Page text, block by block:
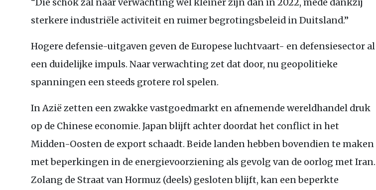
sterkere industriële activiteit en ruimer begrotingsbeleid in Duitsland.”
Hogere defensie-uitgaven geven de Europese luchtvaart- en defensiesector al
een duidelijke impuls. Naar verwachting zet dat door, nu geopolitieke
spanningen een steeds grotere rol spelen.
In Azië zetten een zwakke vastgoedmarkt en afnemende wereldhandel druk
op de Chinese economie. Japan blijft achter doordat het conflict in het
Midden-Oosten de export schaadt. Beide landen hebben bovendien te maken
met beperkingen in de energievoorziening als gevolg van de oorlog met Iran.
Zolang de Straat van Hormuz (deels) gesloten blijft, kan een beperkte